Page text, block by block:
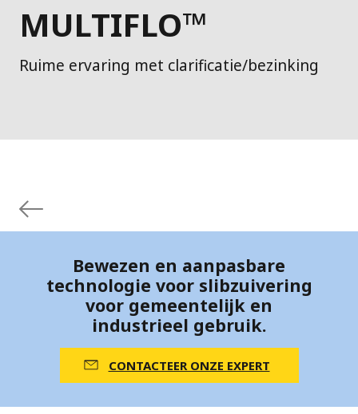
MULTIFLO™
Ruime ervaring met clarificatie/bezinking
Bewezen en aanpasbare
technologie voor slibzuivering
voor gemeentelijk en
industrieel gebruik.
CONTACTEER ONZE EXPERT